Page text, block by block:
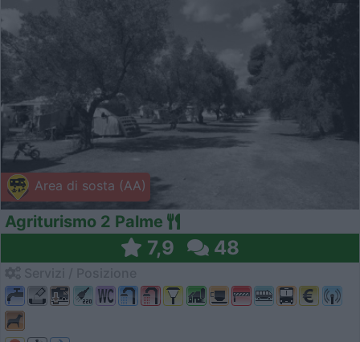
Area di sosta (AA)
Agriturismo 2 Palme
7,9 48